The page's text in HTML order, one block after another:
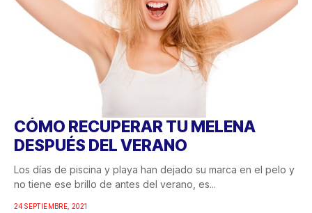
CÓMO RECUPERAR TU MELENA
DESPUÉS DEL VERANO
Los días de piscina y playa han dejado su marca en el pelo y
no tiene ese brillo de antes del verano, es...
24 SEPTIEMBRE, 2021